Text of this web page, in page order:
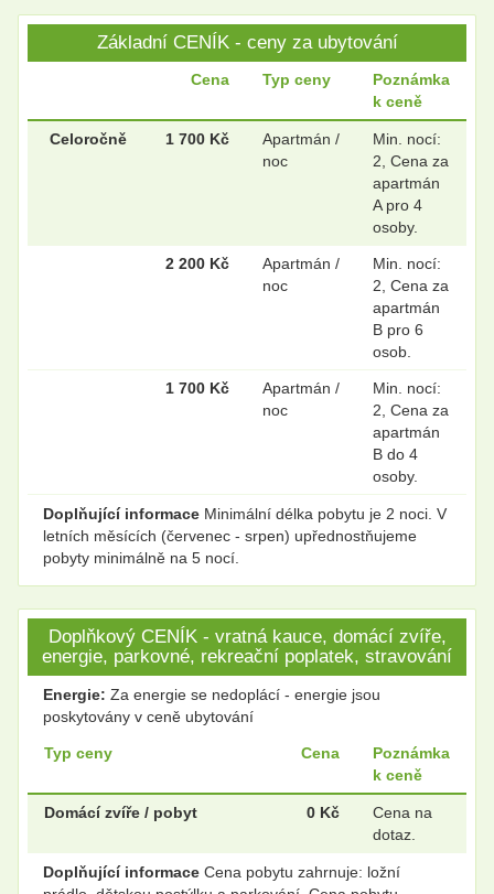
Základní CENÍK - ceny za ubytování
Cena Typ ceny
Poznámka
k ceně
Celoročně 1 700 Kč
Apartmán /
noc
Min. nocí:
2, Cena za
apartmán
A pro 4
osoby.
2 200 Kč
Apartmán /
noc
Min. nocí:
2, Cena za
apartmán
B pro 6
osob.
1 700 Kč
Apartmán /
noc
Min. nocí:
2, Cena za
apartmán
B do 4
osoby.
Doplňující informace Minimální délka pobytu je 2 noci. V
letních měsících (červenec - srpen) upřednostňujeme
pobyty minimálně na 5 nocí.
Doplňkový CENÍK - vratná kauce, domácí zvíře,
energie, parkovné, rekreační poplatek, stravování
Energie: Za energie se nedoplácí - energie jsou
poskytovány v ceně ubytování
Typ ceny Cena
Poznámka
k ceně
Domácí zvíře / pobyt 0 Kč
Cena na
dotaz.
Doplňující informace Cena pobytu zahrnuje: ložní